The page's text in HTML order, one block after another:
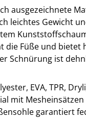
ausgezeichnete
leichtes Gewicht
die Füße und bietet
Schnürung ist
EVA, TPR,
mit
garantiert